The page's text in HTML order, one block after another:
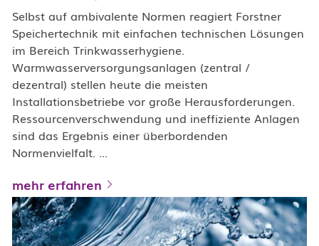
Selbst auf ambivalente Normen reagiert Forstner
Speichertechnik mit einfachen technischen Lösungen
im Bereich Trinkwasserhygiene.
Warmwasserversorgungsanlagen (zentral /
dezentral) stellen heute die meisten
Installationsbetriebe vor große Herausforderungen.
Ressourcenverschwendung und ineffiziente Anlagen
sind das Ergebnis einer überbordenden
Normenvielfalt. ...
mehr erfahren